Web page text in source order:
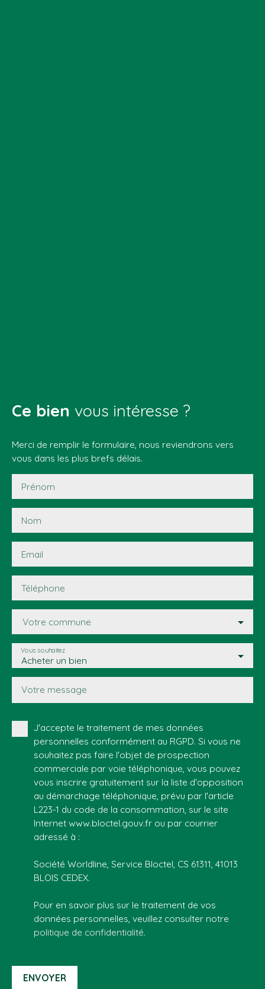
Ce bien vous intéresse ?
Merci de remplir le formulaire, nous reviendrons vers
vous dans les plus brefs délais.
Prénom
Nom
Email
Téléphone
Votre commune
Acheter un bien
Vous souhaitez
Votre message
J'accepte le traitement de mes données
personnelles conformément au RGPD. Si vous ne
souhaitez pas faire l'objet de prospection
commerciale par voie téléphonique, vous pouvez
vous inscrire gratuitement sur la liste d'opposition
au démarchage téléphonique, prévu par l'article
L223-1 du code de la consommation, sur le site
Internet www.bloctel.gouv.fr ou par courrier
adressé à :
Société Worldline, Service Bloctel, CS 61311, 41013
BLOIS CEDEX.
Pour en savoir plus sur le traitement de vos
données personnelles, veuillez consulter notre
politique de confidentialité.
ENVOYER